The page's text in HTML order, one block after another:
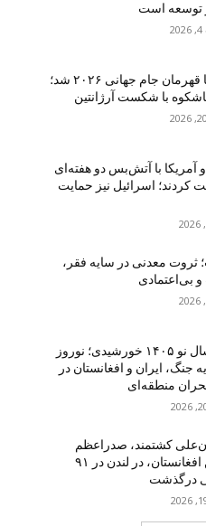
توسعه است
اسپانیا قهرمان جام جهانی ۲۰۲۶ شد؛
باشکوه با شکست آرژانتین
و آمریکا با آتش‌بس دو هفته‌ای
کردند؛ اسرائیل نیز حمایت
ثروت معدنی در سایه فقر،
بی‌اعتمادی
آغاز سال نو ۱۴۰۵ خورشیدی؛ نوروز
جنگ، ایران و افغانستان در
منطقه‌ای
کشتمند، صدراعظم
پیشین افغانستان، در لندن در ۹۱
درگذشت